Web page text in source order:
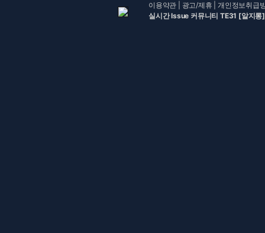
이용약관 광고/제휴 |개인정보취급
실시간 Issue 커뮤니티 TE31 [알지